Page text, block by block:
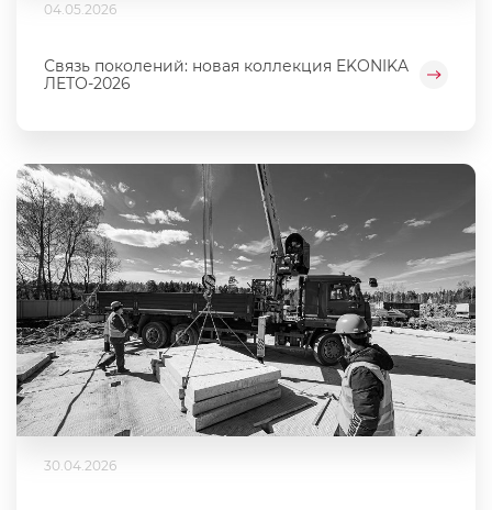
04.05.2026
Связь поколений: новая коллекция EKONIKA
ЛЕТО-2026
30.04.2026